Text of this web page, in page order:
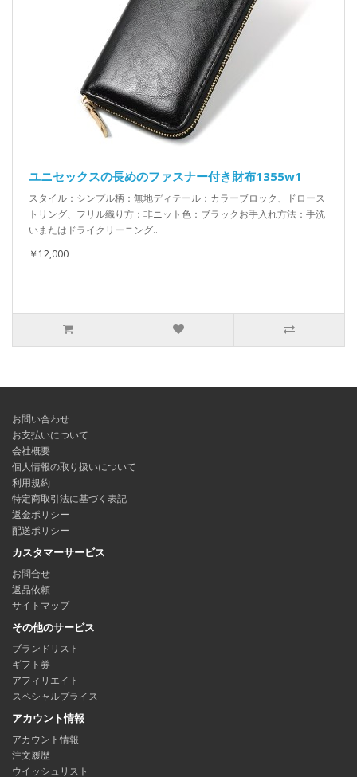
ユニセックスの長めのファスナー付き財布1355w1
スタイル：シンプル柄：無地ディテール：カラーブロック、ドロース
トリング、フリル織り方：非ニット色：ブラックお手入れ方法：手洗
いまたはドライクリーニング..
￥12,000
お問い合わせ
お支払いについて
会社概要
個人情報の取り扱いについて
利用規約
特定商取引法に基づく表記
返金ポリシー
配送ポリシー
カスタマーサービス
お問合せ
返品依頼
サイトマップ
その他のサービス
ブランドリスト
ギフト券
アフィリエイト
スペシャルプライス
アカウント情報
アカウント情報
注文履歴
ウイッシュリスト